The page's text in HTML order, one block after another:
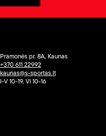
Pramonės pr. 8A, Kaunas
+370 611 22992
kaunas@s-sportas.lt
I-V 10-19, VI 10-16